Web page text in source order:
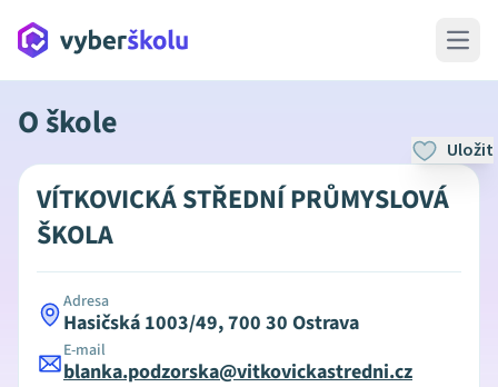
Open
O škole
Uložit
VÍTKOVICKÁ STŘEDNÍ PRŮMYSLOVÁ
ŠKOLA
Adresa
Hasičská 1003/49, 700 30 Ostrava
E-mail
blanka.podzorska@vitkovickastredni.cz